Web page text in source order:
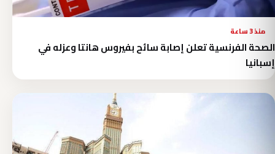
منذ 3 ساعة
الصحة الفرنسية تعلن إصابة سائح بفيروس هانتا وعزله في
إسبانيا